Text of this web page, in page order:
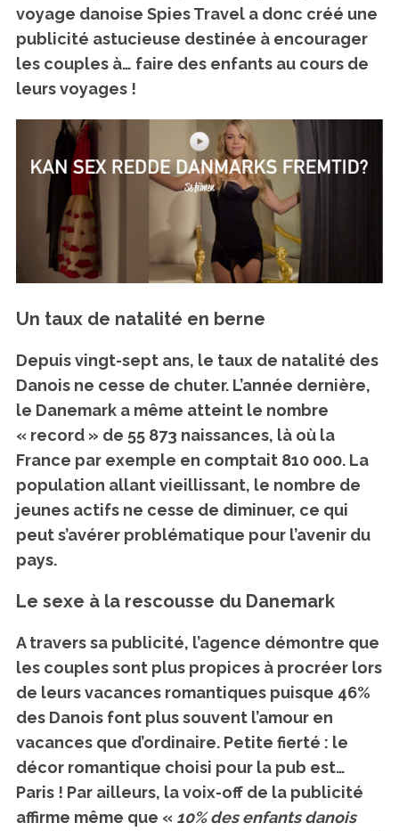
voyage danoise Spies Travela donc créé une
publicité astucieuse destinée à encourager
les couples à… faire des enfants au cours de
leurs voyages !
Un taux de natalité en berne
Depuis vingt-sept ans, le taux de natalité des
Danois ne cesse de chuter. L’année dernière,
le Danemark a même atteint le nombre
« record » de 55 873 naissances, là où la
France par exemple en comptait 810 000. La
population allant vieillissant, le nombre de
jeunes actifs ne cesse de diminuer, ce qui
peut s’avérer problématique pour l’avenir du
pays.
Le sexe à la rescousse du Danemark
A travers sa publicité, l’agence démontre que
les couples sont plus propices à procréer lors
de leurs vacances romantiques puisque 46%
des Danois font plus souvent l’amour en
vacances que d’ordinaire. Petite fierté : le
décor romantique choisi pour la pub est…
Paris ! Par ailleurs, la voix-off de la publicité
affirme même que « 10% des enfants danois